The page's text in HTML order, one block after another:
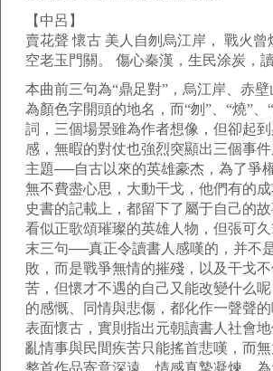
【中呂】
賣花聲 懷古 美人自刎烏江岸， 戰火曾
空老玉門關。 傷心秦漢，生民涂炭，
本曲前三句為“鼎足對”，烏江岸、赤
為顏色字開頭的地名，而“刎”、“燒”、
詞，三個場景雖為作者想像，但卻起
感，無暇的對仗也強烈突顯出三個事
主題──自古以來的英雄豪杰，為了爭
無不費盡心思，大動干戈，他們有的
史書的記載上，都留下了屬于自己的故
看似正歌頌璀璨的英雄人物，但張可
末三句──真正令讀書人感嘆的，并不
敗，而是戰爭無情的摧殘，以及干戈
苦，但懷才不遇的自己又能改變什么
的感慨、同情與悲傷，都化作一聲聲
表面懷古，實則指出元朝讀書人社會
亂情事與民間疾苦只能搖首悲嘆，而無
整首作品寄意深遠，情感真摯凝煉，